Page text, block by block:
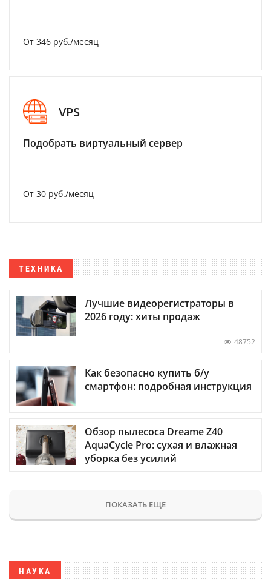
От 346 руб./месяц
VPS
Подобрать виртуальный сервер
От 30 руб./месяц
ТЕХНИКА
Лучшие видеорегистраторы в
2026 году: хиты продаж
48752
Как безопасно купить б/у
смартфон: подробная инструкция
Обзор пылесоса Dreame Z40
AquaCycle Pro: сухая и влажная
уборка без усилий
ПОКАЗАТЬ ЕЩЕ
НАУКА